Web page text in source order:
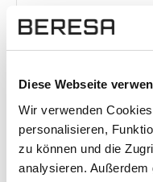
Diese Webseite
Wir verwenden
personalisieren,
zu können und die
analysieren.
Exposé